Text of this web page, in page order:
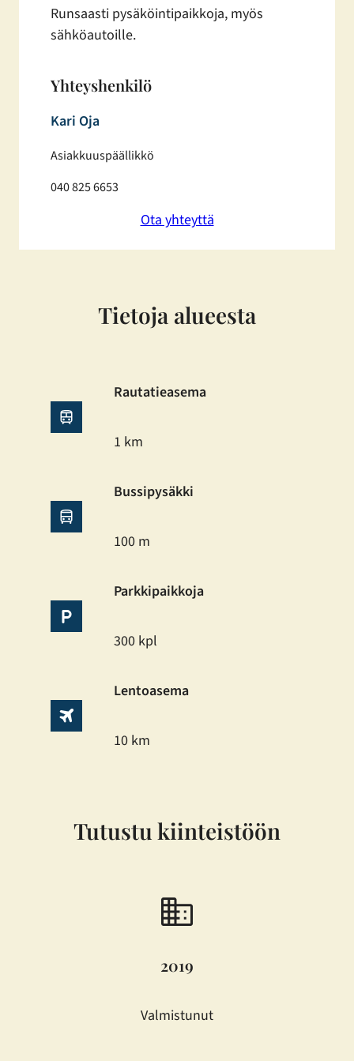
Runsaasti pysäköintipaikkoja, myös
sähköautoille.
Yhteyshenkilö
Kari Oja
Asiakkuuspäällikkö
040 825 6653
Ota yhteyttä
Tietoja alueesta
Rautatieasema
1 km
Bussipysäkki
100 m
Parkkipaikkoja
300 kpl
Lentoasema
10 km
Tutustu kiinteistöön
2019
Valmistunut